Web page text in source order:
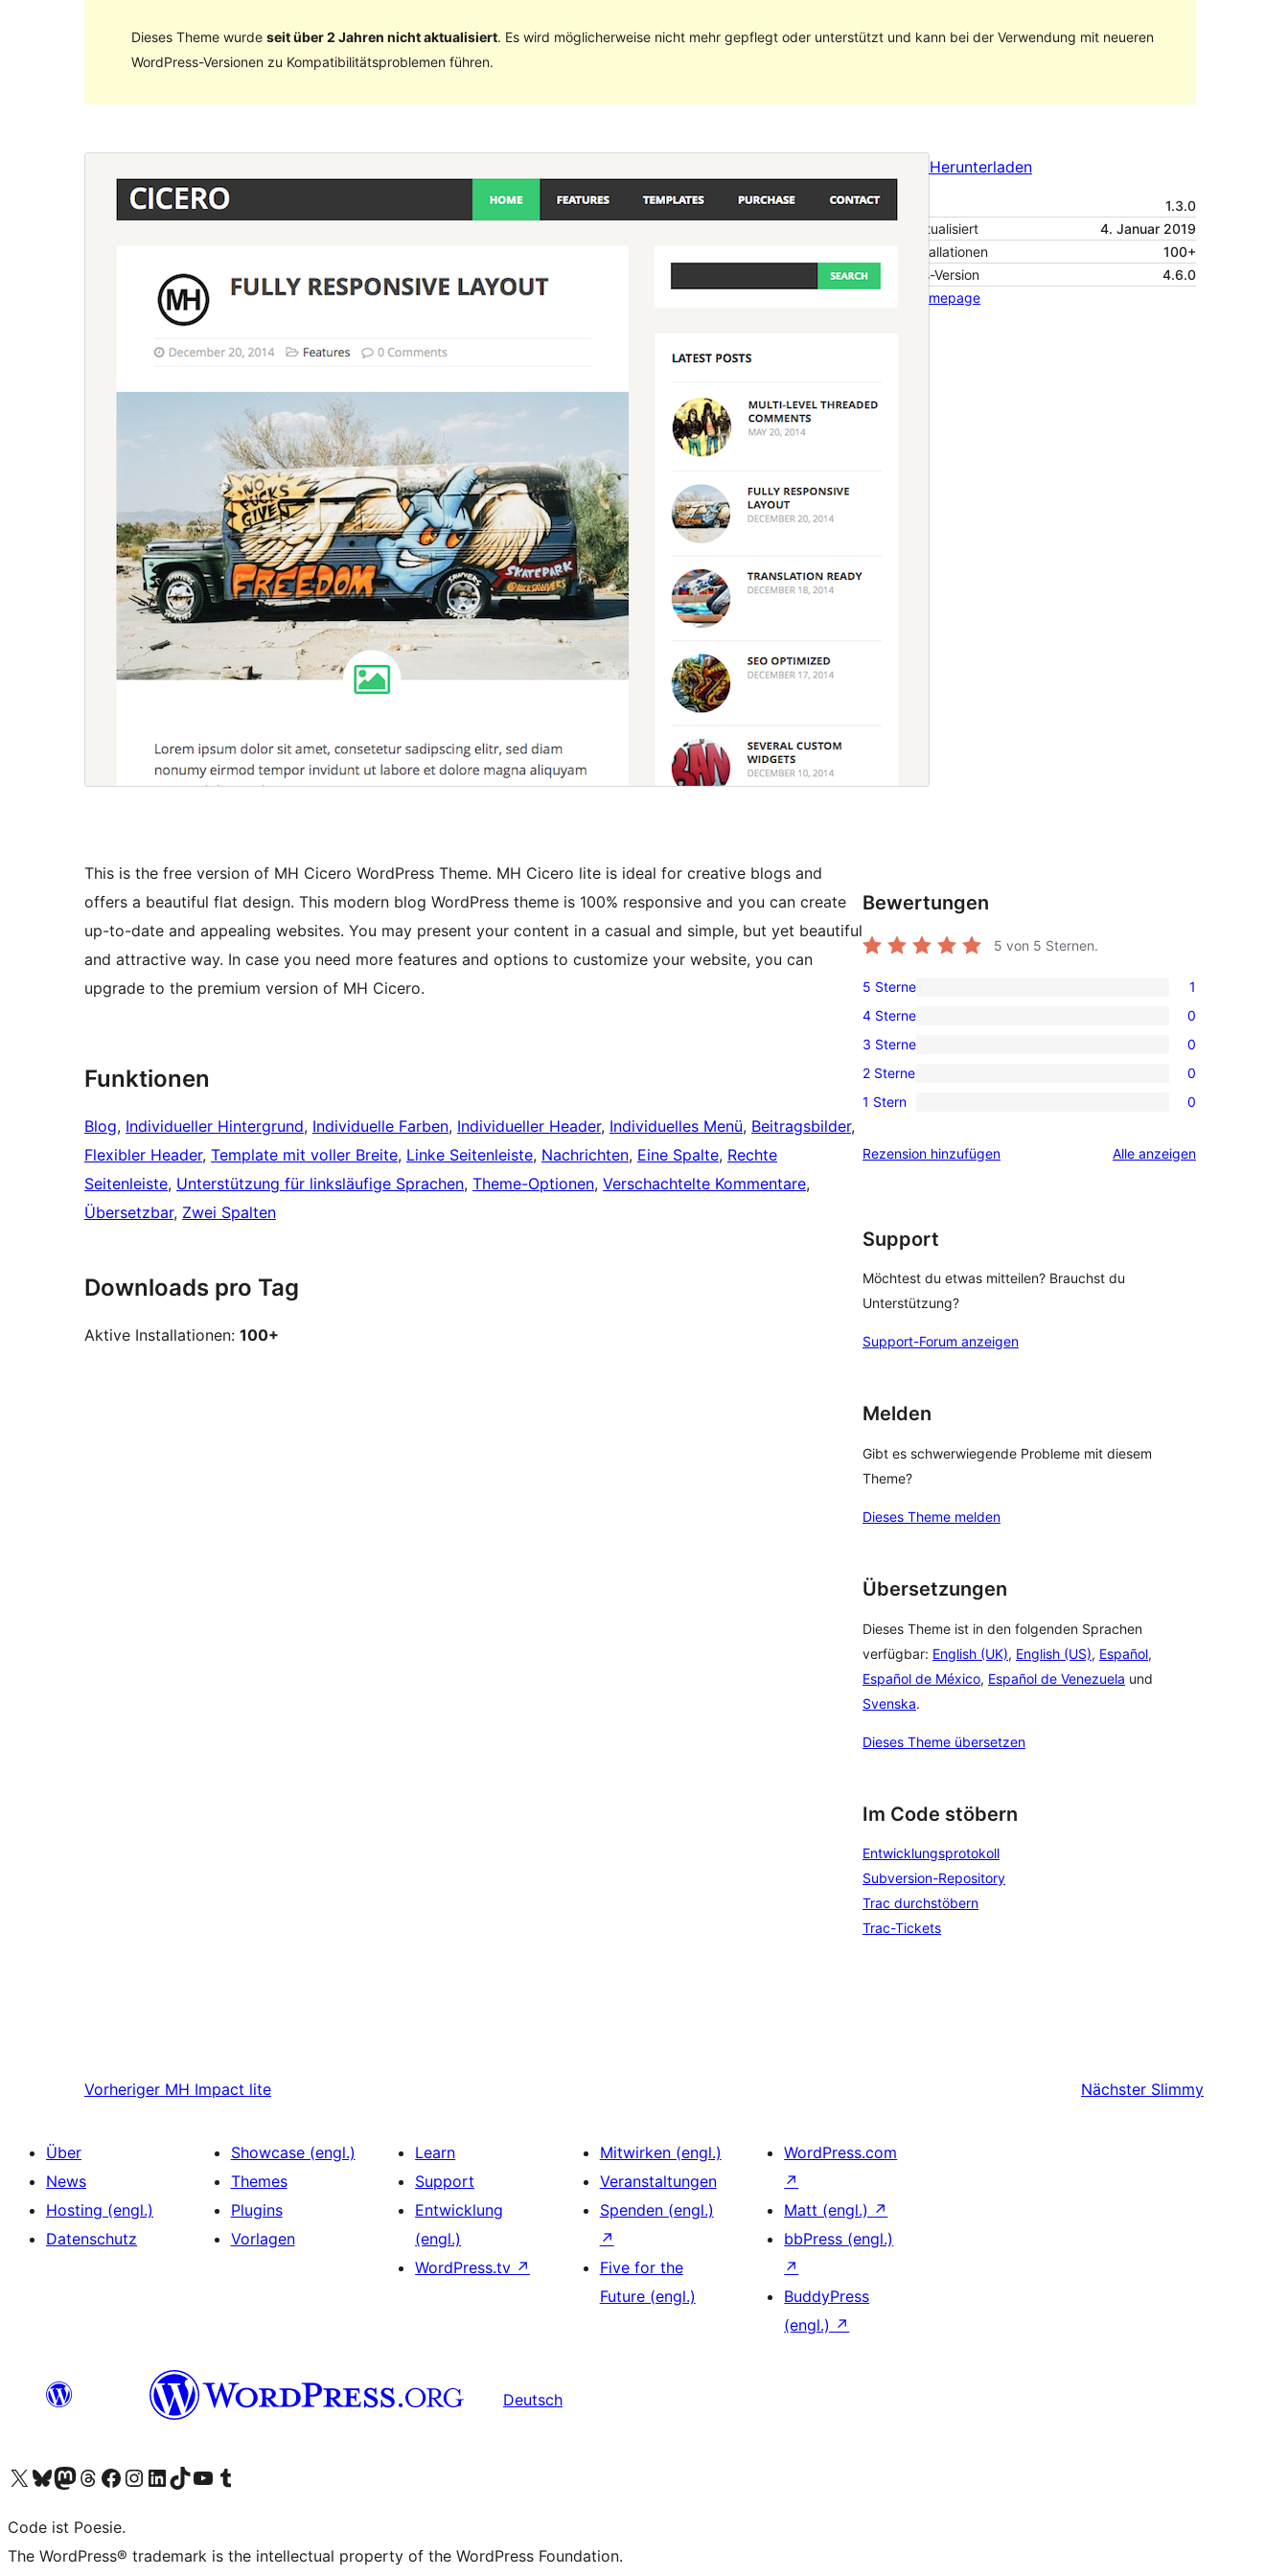
Dieses Theme wurde seit über 2 Jahren nicht aktualisiert. Es wird möglicherweise nicht mehr gepflegt oder unterstützt und kann bei der Verwendung mit neueren
WordPress-Versionen zu Kompatibilitätsproblemen führen.
Herunterladen
Version
1.3.0
Zuletzt aktualisiert
4. Januar 2019
Aktive Installationen
100+
WordPress-Version
4.6.0
Theme-Homepage
This is the free version of MH Cicero WordPress Theme. MH Cicero lite is ideal for creative blogs and
offers a beautiful flat design. This modern blog WordPress theme is 100% responsive and you can create
up-to-date and appealing websites. You may present your content in a casual and simple, but yet beautiful
and attractive way. In case you need more features and options to customize your website, you can
upgrade to the premium version of MH Cicero.
Funktionen
Blog, Individueller Hintergrund, Individuelle Farben, Individueller Header, Individuelles Menü, Beitragsbilder
Flexibler Header, Template mit voller Breite, Linke Seitenleiste, Nachrichten, Eine Spalte, Rechte
Seitenleiste, Unterstützung für linksläufige Sprachen, Theme-Optionen, Verschachtelte Kommentare
Übersetzbar, Zwei Spalten
Downloads pro Tag
Aktive Installationen: 100+
Bewertungen
5 von 5 Sternen.
1 5-
Sterne-
Rezension
5 Sterne 1
0 4-
Sterne-
Rezensionen
4 Sterne 0
0 3-
Sterne-
Rezensionen
3 Sterne 0
0 2-
Sterne-
2 Sterne 0
0 1-
Rezensionen
1 Stern 0
Rezension hinzufügen Alle Rezensionen
anzeigen
Support
Möchtest du etwas mitteilen? Brauchst du
Unterstützung?
Support-Forum anzeigen
Melden
Gibt es schwerwiegende Probleme mit diesem
Theme?
Dieses Theme melden
Übersetzungen
Dieses Theme ist in den folgenden Sprachen
verfügbar: English (UK), English (US), Español,
Español de México, Español de Venezuela und
Svenska.
Dieses Theme übersetzen
Im Code stöbern
Entwicklungsprotokoll
Subversion-Repository
Trac durchstöbern
Trac-Tickets
Vorheriger MH Impact lite Nächster Slimmy
Über
News
Hosting (engl.)
Datenschutz
Showcase (engl.)
Themes
Plugins
Vorlagen
Learn
Support
Entwicklung
(engl.)
WordPress.tv ↗
Mitwirken (engl.)
Veranstaltungen
Spenden (engl.)
↗
Five for the
Future (engl.)
WordPress.com
↗
Matt (engl.) ↗
bbPress (engl.)
↗
BuddyPress
(engl.) ↗
Deutsch
Unser X-Konto (früher Twitter) besuchen
Unser Bluesky-Konto besuchen
Unser Mastodon-Konto besuchen
Unser Threads-Konto besuchen
Unsere Facebook-Seite besuchen
Unser Instagram-Konto besuchen
Unser LinkedIn-Konto besuchen
Unser TikTok-Konto besuchen
Unseren YouTube-Kanal besuchen
Unser Tumblr-Konto besuchen
Code ist Poesie.
The WordPress® trademark is the intellectual property of the WordPress Foundation.